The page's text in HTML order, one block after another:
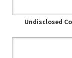
Undisclosed